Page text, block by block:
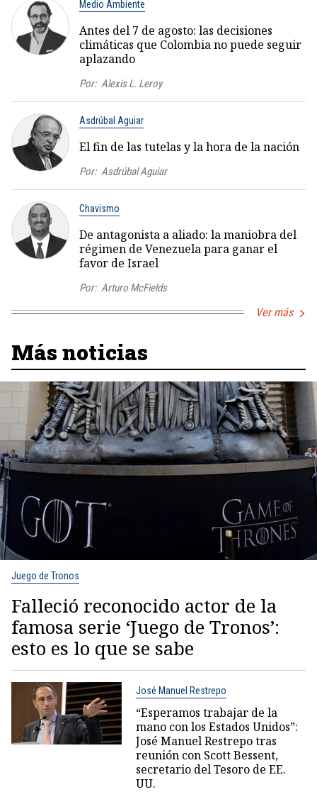
Medio Ambiente
Antes del 7 de agosto: las decisiones
climáticas que Colombia no puede seguir
aplazando
Por: Alexis L. Leroy
Asdrúbal Aguiar
El fin de las tutelas y la hora de la nación
Por: Asdrúbal Aguiar
Chavismo
De antagonista a aliado: la maniobra del
régimen de Venezuela para ganar el
favor de Israel
Por: Arturo McFields
Ver más
Más noticias
Juego de Tronos
Falleció reconocido actor de la
famosa serie ‘Juego de Tronos’:
esto es lo que se sabe
José Manuel Restrepo
“Esperamos trabajar de la
mano con los Estados Unidos”:
José Manuel Restrepo tras
reunión con Scott Bessent,
secretario del Tesoro de EE.
UU.